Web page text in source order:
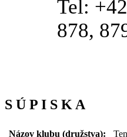
878, 879
Názov klubu (družstva):
Veková kategória:
ženy